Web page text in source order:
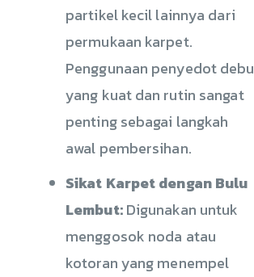
partikel kecil lainnya dari
permukaan karpet.
Penggunaan penyedot debu
yang kuat dan rutin sangat
penting sebagai langkah
awal pembersihan.
Sikat Karpet dengan Bulu
Lembut:Digunakan untuk
menggosok noda atau
kotoran yang menempel